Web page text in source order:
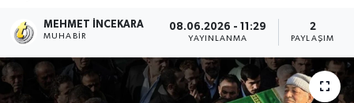
MEHMET İNCEKARA
MUHABIR
08.06.2026 - 11:29
YAYINLANMA
2
PAYLAŞIM